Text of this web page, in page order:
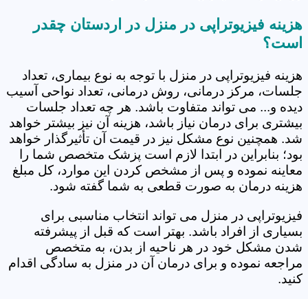
هزینه فیزیوتراپی در منزل در اردستان چقدر
است؟
هزینه فیزیوتراپی در منزل با توجه به نوع بیماری، تعداد
جلسات، مرکز درمانی، روش درمانی، تعداد نواحی آسیب
دیده و... می تواند متفاوت باشد. هر چه تعداد جلسات
بیشتری برای درمان نیاز باشد، هزینه آن نیز بیشتر خواهد
شد. همچنین نوع مشکل نیز در قیمت آن تأثیرگذار خواهد
بود؛ بنابراین در ابتدا لازم است پزشک متخصص شما را
معاینه نموده و پس از مشخص کردن این موارد، کل مبلغ
هزینه درمان به صورت قطعی به شما گفته شود.
فیزیوتراپی در منزل می تواند انتخاب مناسبی برای
بسیاری از افراد باشد. بهتر است که قبل از پیشرفته
شدن مشکل خود در هر ناحیه از بدن، به متخصص
مراجعه نموده و برای درمان آن در منزل به سادگی اقدام
کنید.